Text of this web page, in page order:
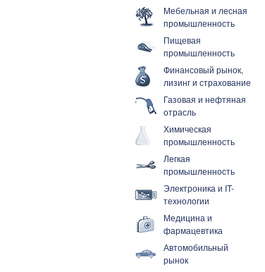
Мебельная и лесная
промышленность
Пищевая
промышленность
Финансовый рынок,
лизинг и страхование
Газовая и нефтяная
отрасль
Химическая
промышленность
Легкая
промышленность
Электроника и IT-
технологии
Медицина и
фармацевтика
Автомобильный
рынок